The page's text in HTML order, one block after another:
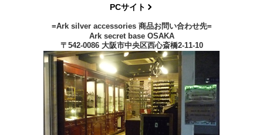
PCサイト
=Ark silver accessories 商品お問い合わせ先=
Ark secret base OSAKA
〒542-0086 大阪市中央区西心斎橋2-11-10